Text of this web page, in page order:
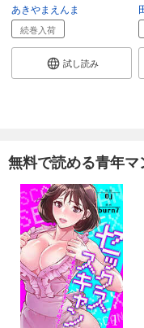
あらすじを
BUNGO―
731円 (税込)
あらすじを
BUNGO―
あきやまえんま
続巻入荷
試し読み
無料で読める青年マ